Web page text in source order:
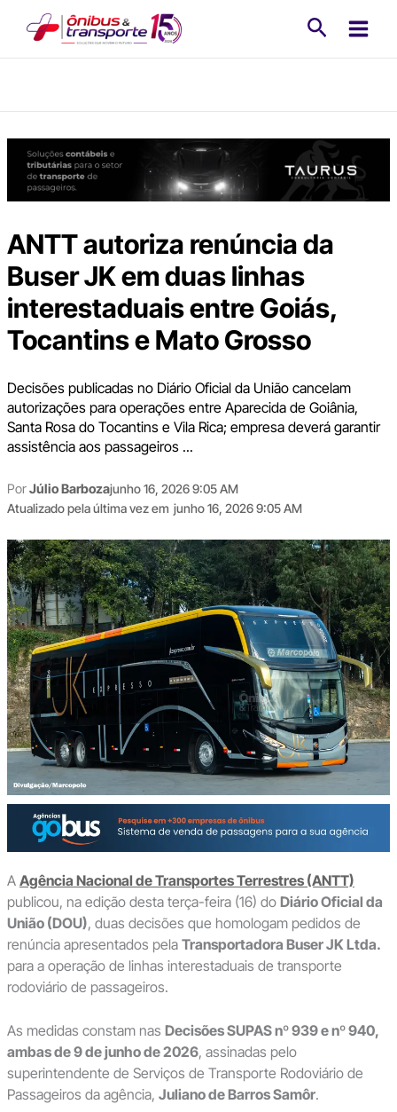
ANTT autoriza renúncia da
Buser JK em duas linhas
interestaduais entre Goiás,
Tocantins e Mato Grosso
Decisões publicadas no Diário Oficial da União cancelam
autorizações para operações entre Aparecida de Goiânia,
Santa Rosa do Tocantins e Vila Rica; empresa deverá garantir
assistência aos passageiros ...
PorJúlio Barbozajunho 16, 2026 9:05 AM
Atualizado pela última vez em junho 16, 2026 9:05 AM
A Agência Nacional de Transportes Terrestres (ANTT)
publicou, na edição desta terça-feira (16) do Diário Oficial da
União (DOU), duas decisões que homologam pedidos de
renúncia apresentados pela Transportadora Buser JK Ltda.
para a operação de linhas interestaduais de transporte
rodoviário de passageiros.
As medidas constam nas Decisões SUPAS nº 939 e nº 940,
ambas de 9 de junho de 2026, assinadas pelo
superintendente de Serviços de Transporte Rodoviário de
Passageiros da agência, Juliano de Barros Samôr.